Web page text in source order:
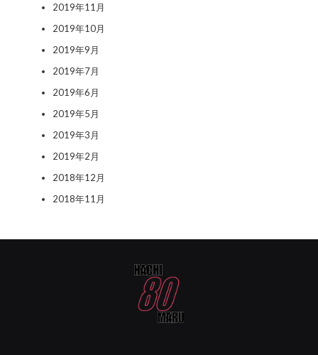
2019年11月
2019年10月
2019年9月
2019年7月
2019年6月
2019年5月
2019年3月
2019年2月
2018年12月
2018年11月